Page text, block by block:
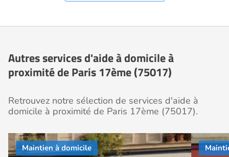
Autres services d'aide à domicile à
proximité de Paris 17ème (75017)
Retrouvez notre sélection de services d'aide à
domicile à proximité de Paris 17ème (75017).